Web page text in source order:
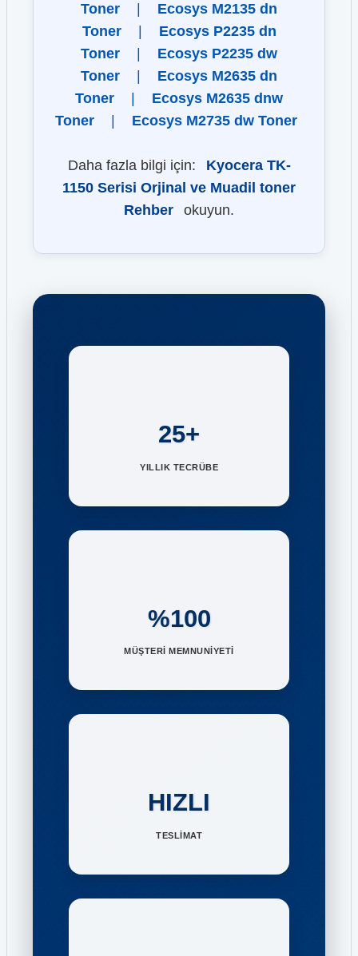
Toner
Ecosys M2135 dn
Toner
Ecosys P2235 dn
Toner
Ecosys P2235 dw
Toner
Ecosys M2635 dn
Toner
Ecosys M2635 dnw
Toner
Ecosys M2735 dw Toner
Daha fazla bilgi için:
Kyocera TK-
1150 Serisi Orjinal ve Muadil toner
Rehber
okuyun.
25+
YILLIK TECRÜBE
%100
MÜŞTERİ MEMNUNİYETİ
HIZLI
TESLİMAT